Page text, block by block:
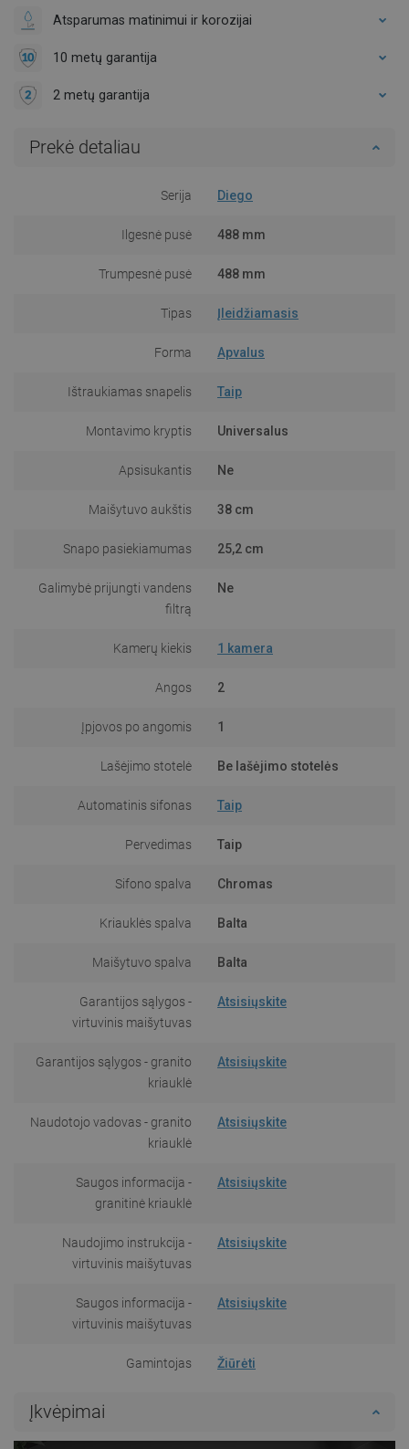
Atsparumas matinimui ir korozijai
10 metų garantija
2 metų garantija
Prekė detaliau
Serija Diego
Ilgesnė pusė 488 mm
Trumpesnė pusė 488 mm
Tipas Įleidžiamasis
Forma Apvalus
Ištraukiamas snapelis Taip
Montavimo kryptis Universalus
Apsisukantis Ne
Maišytuvo aukštis 38 cm
Snapo pasiekiamumas 25,2 cm
Galimybė prijungti vandens
filtrą
Ne
Kamerų kiekis 1 kamera
Angos 2
Įpjovos po angomis 1
Lašėjimo stotelė Be lašėjimo stotelės
Automatinis sifonas Taip
Pervedimas Taip
Sifono spalva Chromas
Kriauklės spalva Balta
Maišytuvo spalva Balta
Garantijos sąlygos -
virtuvinis maišytuvas
Atsisiųskite
Garantijos sąlygos - granito
kriauklė
Atsisiųskite
Naudotojo vadovas - granito
kriauklė
Atsisiųskite
Saugos informacija -
granitinė kriauklė
Atsisiųskite
Naudojimo instrukcija -
virtuvinis maišytuvas
Atsisiųskite
Saugos informacija -
virtuvinis maišytuvas
Atsisiųskite
Gamintojas Žiūrėti
Įkvėpimai